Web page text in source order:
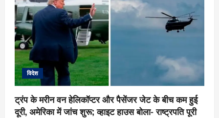
विदेश
ट्रंप के मरीन वन हेलिकॉप्टर और पैसेंजर जेट के बीच कम हुई
दूरी, अमेरिका में जांच शुरू; व्हाइट हाउस बोला- राष्ट्रपति पूरी